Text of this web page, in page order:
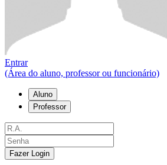
Entrar
(Área do aluno, professor ou funcionário)
Aluno
Professor
Fazer Login